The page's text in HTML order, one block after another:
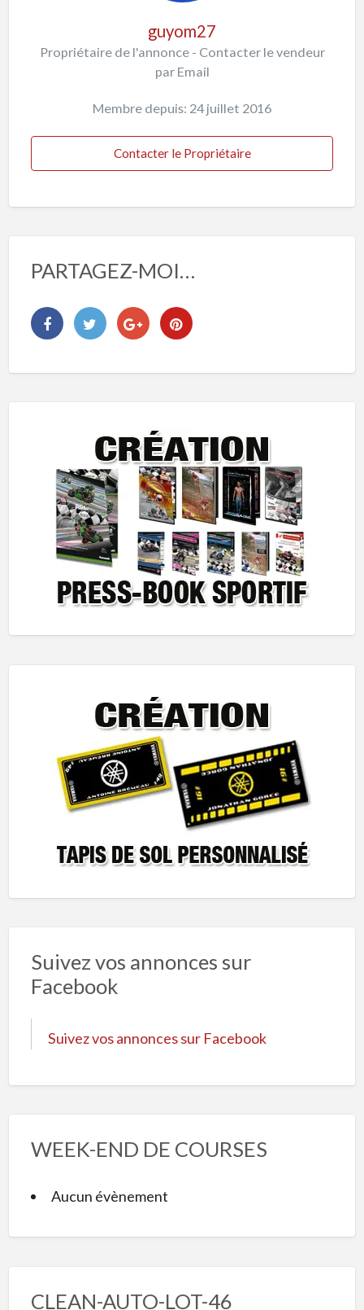
guyom27
Propriétaire de l'annonce - Contacter le vendeur
par Email
Membre depuis: 24 juillet 2016
Contacter le Propriétaire
PARTAGEZ-MOI…
Suivez vos annonces sur
Facebook
Suivez vos annonces sur Facebook
WEEK-END DE COURSES
Aucun évènement
CLEAN-AUTO-LOT-46